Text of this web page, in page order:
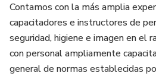
✔️ Herramientas listas para
Constancia DC-3:
Contamos con la más amplia
capacitadores e instructores de
seguridad, higiene e imagen en el
con personal ampliamente
general de normas establecidas